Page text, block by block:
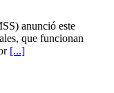
anunció este
que funcionan
[...]